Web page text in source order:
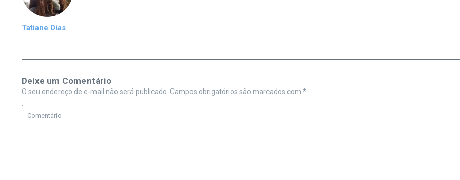
Tatiane Dias
Deixe um Comentário
O seu endereço de e-mail não será publicado. Campos obrigatórios são marcados com *